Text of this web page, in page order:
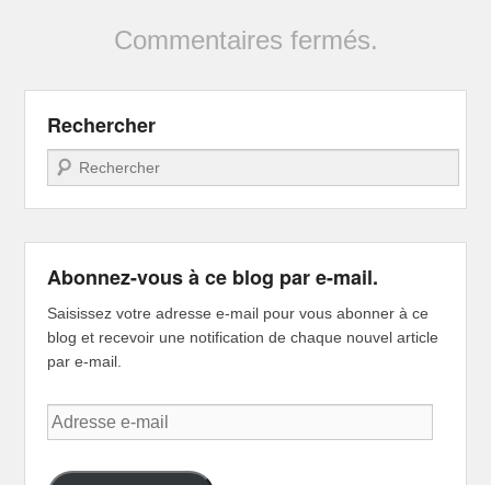
Commentaires fermés.
Rechercher
Recherche
Abonnez-vous à ce blog par e-mail.
Saisissez votre adresse e-mail pour vous abonner à ce
blog et recevoir une notification de chaque nouvel article
par e-mail.
Adresse
e-